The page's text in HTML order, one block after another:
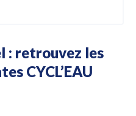
: retrouvez les
CYCL’EAU